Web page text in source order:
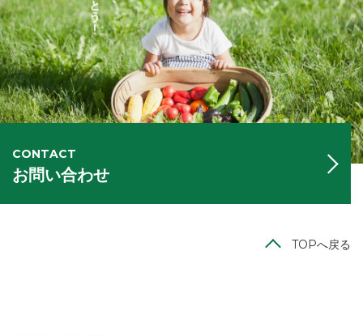
CONTACT
お問い合わせ
TOPへ戻る